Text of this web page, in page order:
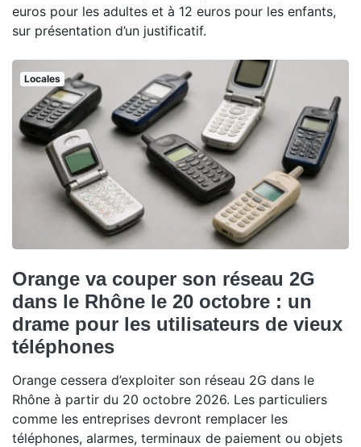
euros pour les adultes et à 12 euros pour les enfants,
sur présentation d’un justificatif.
Locales
Orange va couper son réseau 2G
dans le Rhône le 20 octobre : un
drame pour les utilisateurs de vieux
téléphones
Orange cessera d’exploiter son réseau 2G dans le
Rhône à partir du 20 octobre 2026. Les particuliers
comme les entreprises devront remplacer les
téléphones, alarmes, terminaux de paiement ou objets